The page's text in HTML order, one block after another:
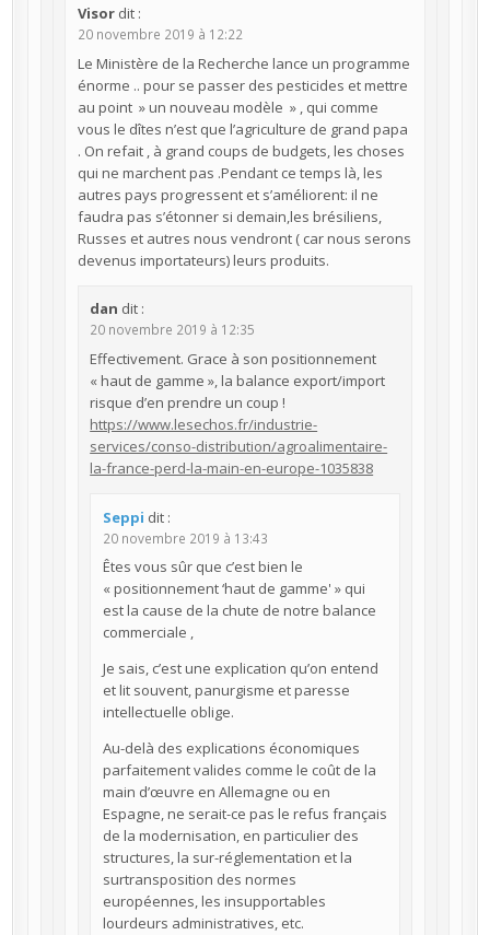
Visor dit :
20 novembre 2019 à 12:22
Le Ministère de la Recherche lance un programme
énorme .. pour se passer des pesticides et mettre
au point » un nouveau modèle » , qui comme
vous le dîtes n’est que l’agriculture de grand papa
. On refait , à grand coups de budgets, les choses
qui ne marchent pas .Pendant ce temps là, les
autres pays progressent et s’améliorent: il ne
faudra pas s’étonner si demain,les brésiliens,
Russes et autres nous vendront ( car nous serons
devenus importateurs) leurs produits.
dan dit :
20 novembre 2019 à 12:35
Effectivement. Grace à son positionnement
« haut de gamme », la balance export/import
risque d’en prendre un coup !
https://www.lesechos.fr/industrie-
services/conso-distribution/agroalimentaire-
la-france-perd-la-main-en-europe-1035838
Seppi dit :
20 novembre 2019 à 13:43
Êtes vous sûr que c’est bien le
« positionnement ‘haut de gamme' » qui
est la cause de la chute de notre balance
commerciale ,
Je sais, c’est une explication qu’on entend
et lit souvent, panurgisme et paresse
intellectuelle oblige.
Au-delà des explications économiques
parfaitement valides comme le coût de la
main d’œuvre en Allemagne ou en
Espagne, ne serait-ce pas le refus français
de la modernisation, en particulier des
structures, la sur-réglementation et la
surtransposition des normes
européennes, les insupportables
lourdeurs administratives, etc.